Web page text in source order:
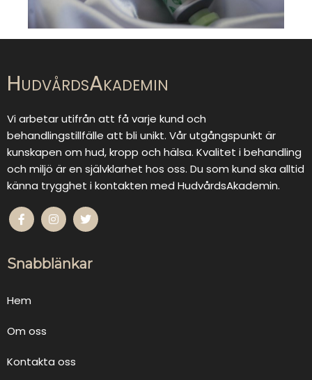
HudvårdsAkademin
Vi arbetar utifrån att få varje kund och
behandlingstillfälle att bli unikt. Vår utgångspunkt är
kunskapen om hud, kropp och hälsa. Kvalitet i behandling
och miljö är en självklarhet hos oss. Du som kund ska alltid
känna trygghet i kontakten med HudvårdsAkademin.
Snabblänkar
Hem
Om oss
Kontakta oss